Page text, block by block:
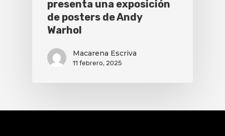
presenta una exposición
de posters de Andy
Warhol
Macarena Escriva
11 febrero, 2025